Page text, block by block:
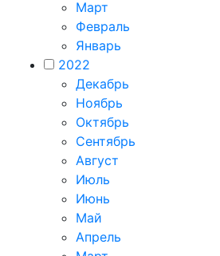
Март
Февраль
Январь
2022
Декабрь
Ноябрь
Октябрь
Сентябрь
Август
Июль
Июнь
Май
Апрель